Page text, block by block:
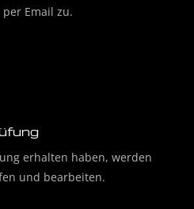
Email zu.
erhalten haben, werden
und bearbeiten.